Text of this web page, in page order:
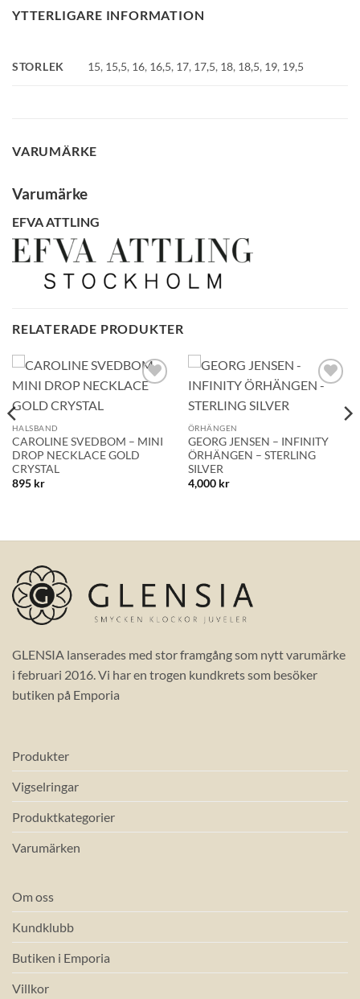
YTTERLIGARE INFORMATION
STORLEK 15, 15,5, 16, 16,5, 17, 17,5, 18, 18,5, 19, 19,5
VARUMÄRKE
Varumärke
EFVA ATTLING
RELATERADE PRODUKTER
HALSBAND
CAROLINE SVEDBOM – MINI
DROP NECKLACE GOLD
CRYSTAL
895 kr
ÖRHÄNGEN
GEORG JENSEN – INFINITY
ÖRHÄNGEN – STERLING
SILVER
4,000 kr
GLENSIA lanserades med stor framgång som nytt varumärke
i februari 2016. Vi har en trogen kundkrets som besöker
butiken på Emporia
Produkter
Vigselringar
Produktkategorier
Varumärken
Om oss
Kundklubb
Butiken i Emporia
Villkor
GLENSIA KUNDKLUBB
Mobilnummer